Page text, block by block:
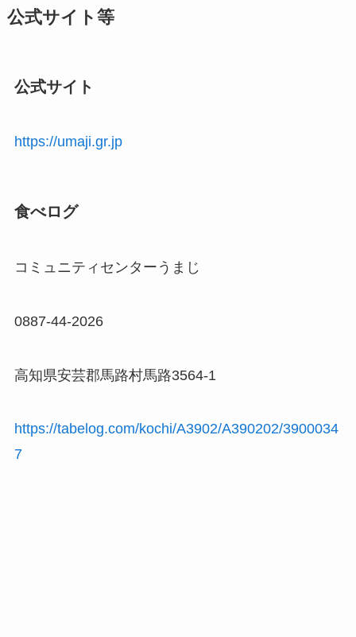
公式サイト等
公式サイト
https://umaji.gr.jp
食べログ
コミュニティセンターうまじ
0887-44-2026
高知県安芸郡馬路村馬路3564-1
https://tabelog.com/kochi/A3902/A390202/3900034
7